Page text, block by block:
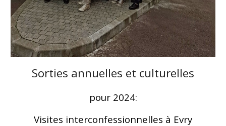
Sorties annuelles et culturelles
pour 2024:
Visites interconfessionnelles à Evry